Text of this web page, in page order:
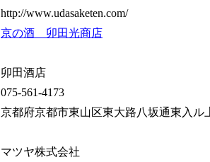
http://www.udasaketen.com/
京の酒 卯田光商店
卯田酒店
075-561-4173
京都府京都市東山区東大路八坂通東入ル
マツヤ株式会社